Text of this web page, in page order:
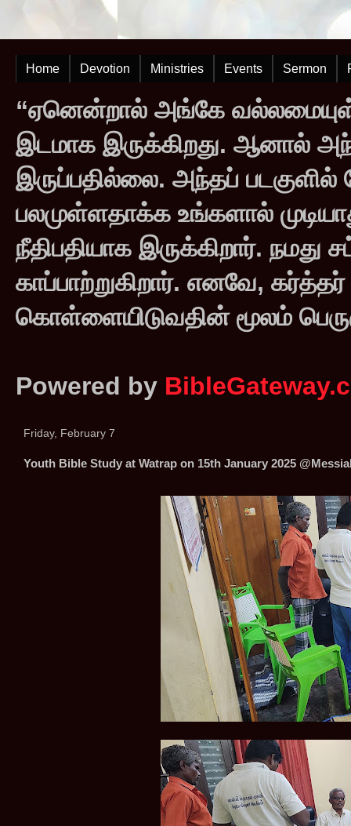
Home Devotion Ministries Events Sermon
“ஏனென்றால் அங்கே
இடமாக இருக்கிறது. ஆனால்
இருப்பதில்லை. அந்தப்
பலமுள்ளதாக்க உங்களால்
நீதிபதியாக இருக்கிறார்.
காப்பாற்றுகிறார். எனவே,
கொள்ளையிடுவதின் மூலம்
Powered by
Friday, February 7
Youth Bible Study at Watrap on 15th January 2025